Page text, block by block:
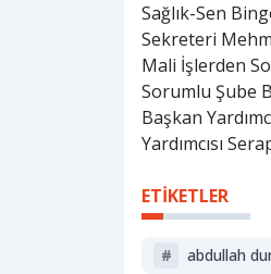
Sağlık-Sen
Sekreteri
Mali İşlerden
Sorumlu Şube
Başkan
Yardımcısı
ETİKETLER
# abdullah